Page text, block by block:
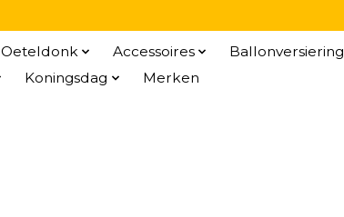
Oeteldonk Accessoires
Ballonversiering
Koningsdag Merken